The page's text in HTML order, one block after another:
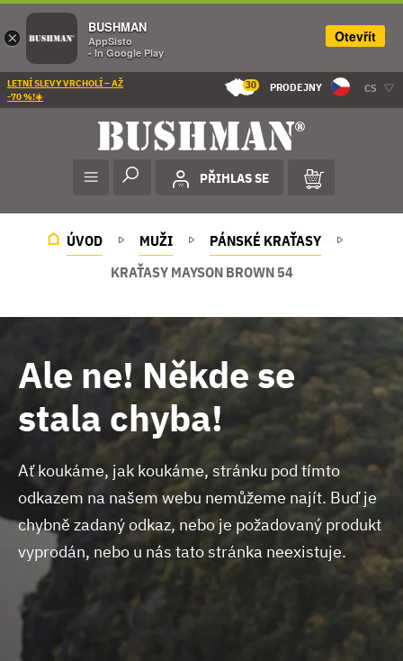
LETNÍ SLEVY VRCHOLÍ – AŽ
-70 %!☀️
30 PRODEJNY CS
PŘIHLAS SE
ÚVOD MUŽI
PÁNSKÉ KRAŤASY
KRAŤASY MAYSON BROWN 54
Ale ne! Někde se
stala chyba!
Ať koukáme, jak koukáme, stránku pod tímto
odkazem na našem webu nemůžeme najít. Buď je
chybně zadaný odkaz, nebo je požadovaný produkt
vyprodán, nebo u nás tato stránka neexistuje.
×
BUSHMAN
AppSisto
- In Google Play
Otevřít